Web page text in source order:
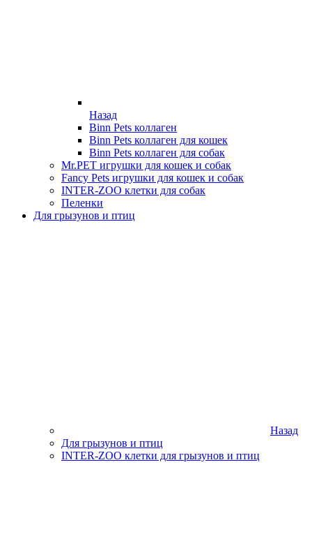
Назад
Binn Pets коллаген
Binn Pets коллаген для кошек
Binn Pets коллаген для собак
Mr.PET игрушки для кошек и собак
Fancy Pets игрушки для кошек и собак
INTER-ZOO клетки для собак
Пеленки
Для грызунов и птиц
Назад
Для грызунов и птиц
INTER-ZOO клетки для грызунов и птиц